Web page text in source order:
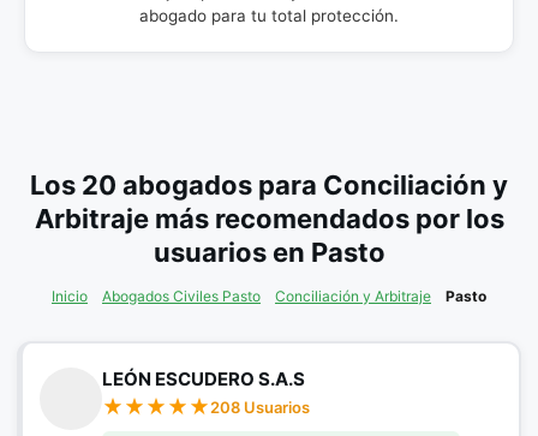
abogado para tu total protección.
Los 20 abogados para Conciliación y
Arbitraje más recomendados por los
usuarios en Pasto
Inicio Abogados Civiles Pasto Conciliación y Arbitraje Pasto
LEÓN ESCUDERO S.A.S
208 Usuarios